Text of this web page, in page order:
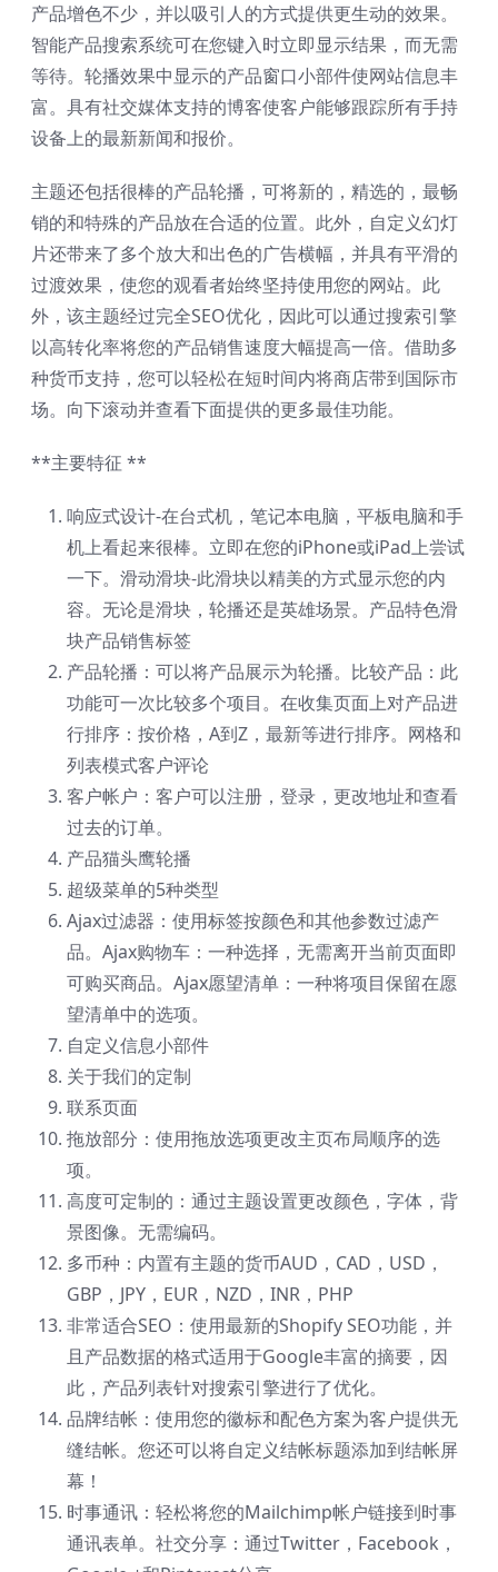
产品增色不少，并以吸引人的方式提供更生动的效果。
智能产品搜索系统可在您键入时立即显示结果，而无需
等待。轮播效果中显示的产品窗口小部件使网站信息丰
富。具有社交媒体支持的博客使客户能够跟踪所有手持
设备上的最新新闻和报价。
主题还包括很棒的产品轮播，可将新的，精选的，最畅
销的和特殊的产品放在合适的位置。此外，自定义幻灯
片还带来了多个放大和出色的广告横幅，并具有平滑的
过渡效果，使您的观看者始终坚持使用您的网站。此
外，该主题经过完全SEO优化，因此可以通过搜索引擎
以高转化率将您的产品销售速度大幅提高一倍。借助多
种货币支持，您可以轻松在短时间内将商店带到国际市
场。向下滚动并查看下面提供的更多最佳功能。
**主要特征 **
响应式设计-在台式机，笔记本电脑，平板电脑和手
机上看起来很棒。立即在您的iPhone或iPad上尝试
一下。滑动滑块-此滑块以精美的方式显示您的内
容。无论是滑块，轮播还是英雄场景。产品特色滑
块产品销售标签
产品轮播：可以将产品展示为轮播。比较产品：此
功能可一次比较多个项目。在收集页面上对产品进
行排序：按价格，A到Z，最新等进行排序。网格和
列表模式客户评论
客户帐户：客户可以注册，登录，更改地址和查看
过去的订单。
产品猫头鹰轮播
超级菜单的5种类型
Ajax过滤器：使用标签按颜色和其他参数过滤产
品。Ajax购物车：一种选择，无需离开当前页面即
可购买商品。Ajax愿望清单：一种将项目保留在愿
望清单中的选项。
自定义信息小部件
关于我们的定制
联系页面
拖放部分：使用拖放选项更改主页布局顺序的选
项。
高度可定制的：通过主题设置更改颜色，字体，背
景图像。无需编码。
多币种：内置有主题的货币AUD，CAD，USD，
GBP，JPY，EUR，NZD，INR，PHP
非常适合SEO：使用最新的Shopify SEO功能，并
且产品数据的格式适用于Google丰富的摘要，因
此，产品列表针对搜索引擎进行了优化。
品牌结帐：使用您的徽标和配色方案为客户提供无
缝结帐。您还可以将自定义结帐标题添加到结帐屏
幕！
时事通讯：轻松将您的Mailchimp帐户链接到时事
通讯表单。社交分享：通过Twitter，Facebook，